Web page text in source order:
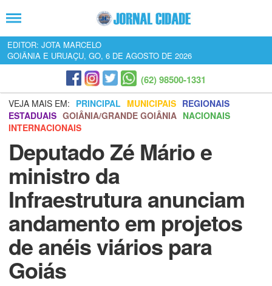
EDITOR: JOTA MARCELO
GOIÂNIA E URUAÇU, GO, 6 DE AGOSTO DE 2026
(62) 98500-1331
VEJA MAIS EM: PRINCIPAL MUNICIPAIS REGIONAIS
ESTADUAIS GOIÂNIA/GRANDE GOIÂNIA NACIONAIS
INTERNACIONAIS
Deputado Zé Mário e
ministro da
Infraestrutura anunciam
andamento em projetos
de anéis viários para
Goiás